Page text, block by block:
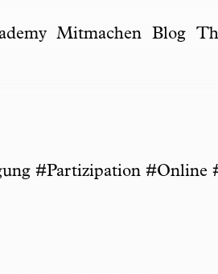
Mitmachen Blog
#Partizipation #Online